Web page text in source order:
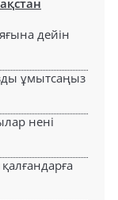
дейін
ұмытсаңыз
нені